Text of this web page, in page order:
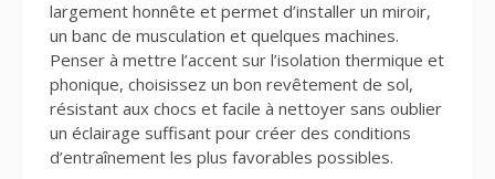
largement honnête et permet d’installer un miroir,
un banc de musculation et quelques machines.
Penser à mettre l’accent sur l’isolation thermique et
phonique, choisissez un bon revêtement de sol,
résistant aux chocs et facile à nettoyer sans oublier
un éclairage suffisant pour créer des conditions
d’entraînement les plus favorables possibles.